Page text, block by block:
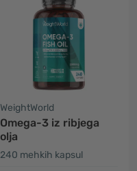
WeightWorld
Omega-3 iz ribjega
olja
240 mehkih kapsul